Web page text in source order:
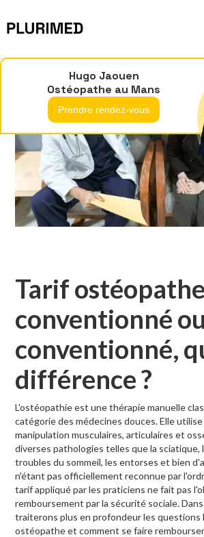
Tarif
conventionné
conventionné,
différence ?
L'ostéopathie est une thérapie manuelle
catégorie des médecines douces. Elle
manipulation musculaires, articulaires et
diverses pathologies telles que la sciatique,
troubles du sommeil, les entorses et bien
n'étant pas officiellement reconnue par
tarif appliqué par les praticiens ne fait pas
remboursement par la sécurité sociale.
traiterons plus en profondeur les questions
ostéopathe et comment se faire
Hugo Jaouen
Ostéopathe au Mans
Prendre rendez-vous